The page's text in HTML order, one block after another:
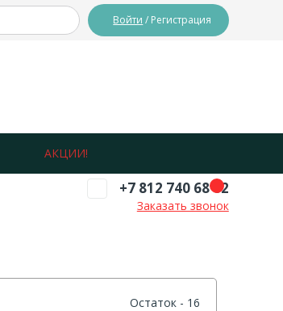
Войти / Регистрация
+7 812 740 68 02
Заказать звонок
АКЦИИ!
Остаток - 16